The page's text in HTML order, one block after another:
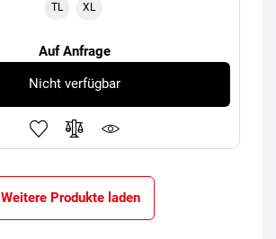
TL XL
Auf Anfrage
Nicht verfügbar
Weitere Produkte laden